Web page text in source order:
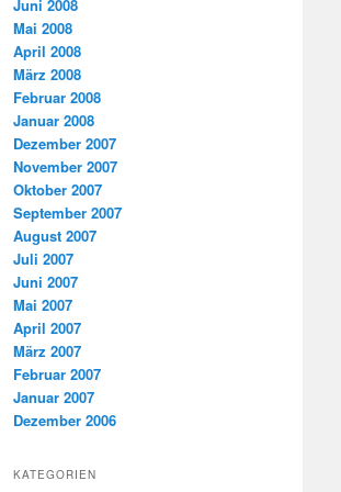
Juni 2008
Mai 2008
April 2008
März 2008
Februar 2008
Januar 2008
Dezember 2007
November 2007
Oktober 2007
September 2007
August 2007
Juli 2007
Juni 2007
Mai 2007
April 2007
März 2007
Februar 2007
Januar 2007
Dezember 2006
KATEGORIEN